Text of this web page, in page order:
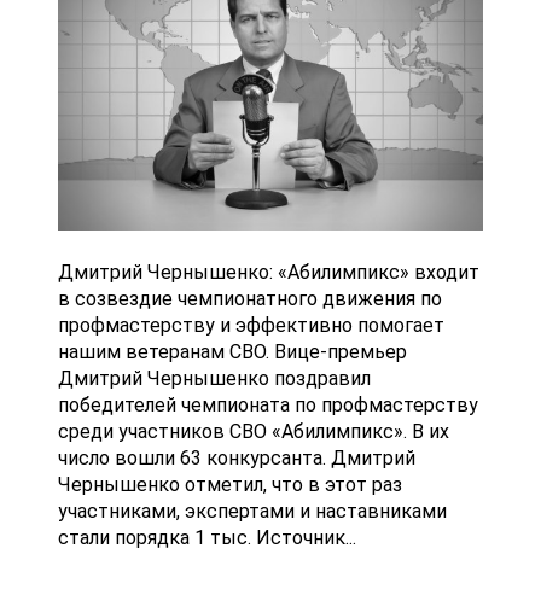
Дмитрий Чернышенко: «Абилимпикс» входит
в созвездие чемпионатного движения по
профмастерству и эффективно помогает
нашим ветеранам СВО. Вице-премьер
Дмитрий Чернышенко поздравил
победителей чемпионата по профмастерству
среди участников СВО «Абилимпикс». В их
число вошли 63 конкурсанта. Дмитрий
Чернышенко отметил, что в этот раз
участниками, экспертами и наставниками
стали порядка 1 тыс. Источник...